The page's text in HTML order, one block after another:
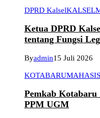
DPRD KalselKALSEL
Ketua DPRD
tentang Fungsi
Byadmin15 Juli 2026
KOTABARU
Pemkab Kotabaru
PPM UGM